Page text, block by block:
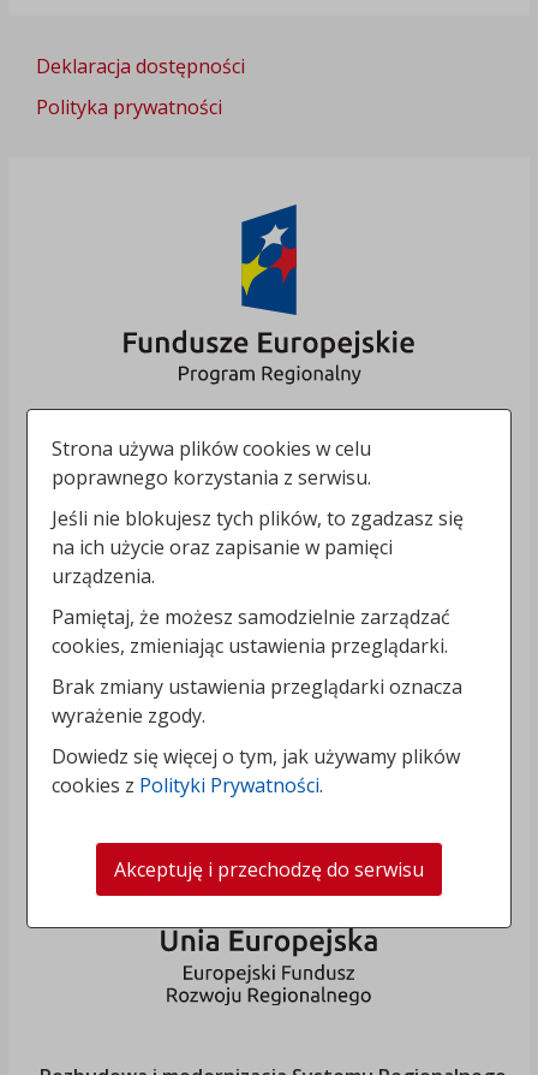
Deklaracja dostępności
Polityka prywatności
Strona używa plików cookies w celu
poprawnego korzystania z serwisu.
Jeśli nie blokujesz tych plików, to zgadzasz się
na ich użycie oraz zapisanie w pamięci
urządzenia.
Pamiętaj, że możesz samodzielnie zarządzać
cookies, zmieniając ustawienia przeglądarki.
Brak zmiany ustawienia przeglądarki oznacza
wyrażenie zgody.
Dowiedz się więcej o tym, jak używamy plików
cookies z Polityki Prywatności.
Akceptuję i przechodzę do serwisu